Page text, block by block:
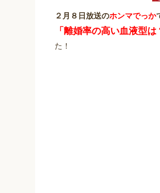
２月８日放送のホンマでっか
「離婚率の高い血液型は
た！